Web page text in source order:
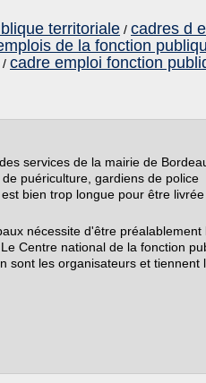
territoriale / cadres d
de la fonction
/ cadre emploi fonction
services de la mairie de
puériculture, gardiens de police
bien trop longue pour être
nécessite d'être préalablement
Centre national de la fonction
sont les organisateurs et tiennent